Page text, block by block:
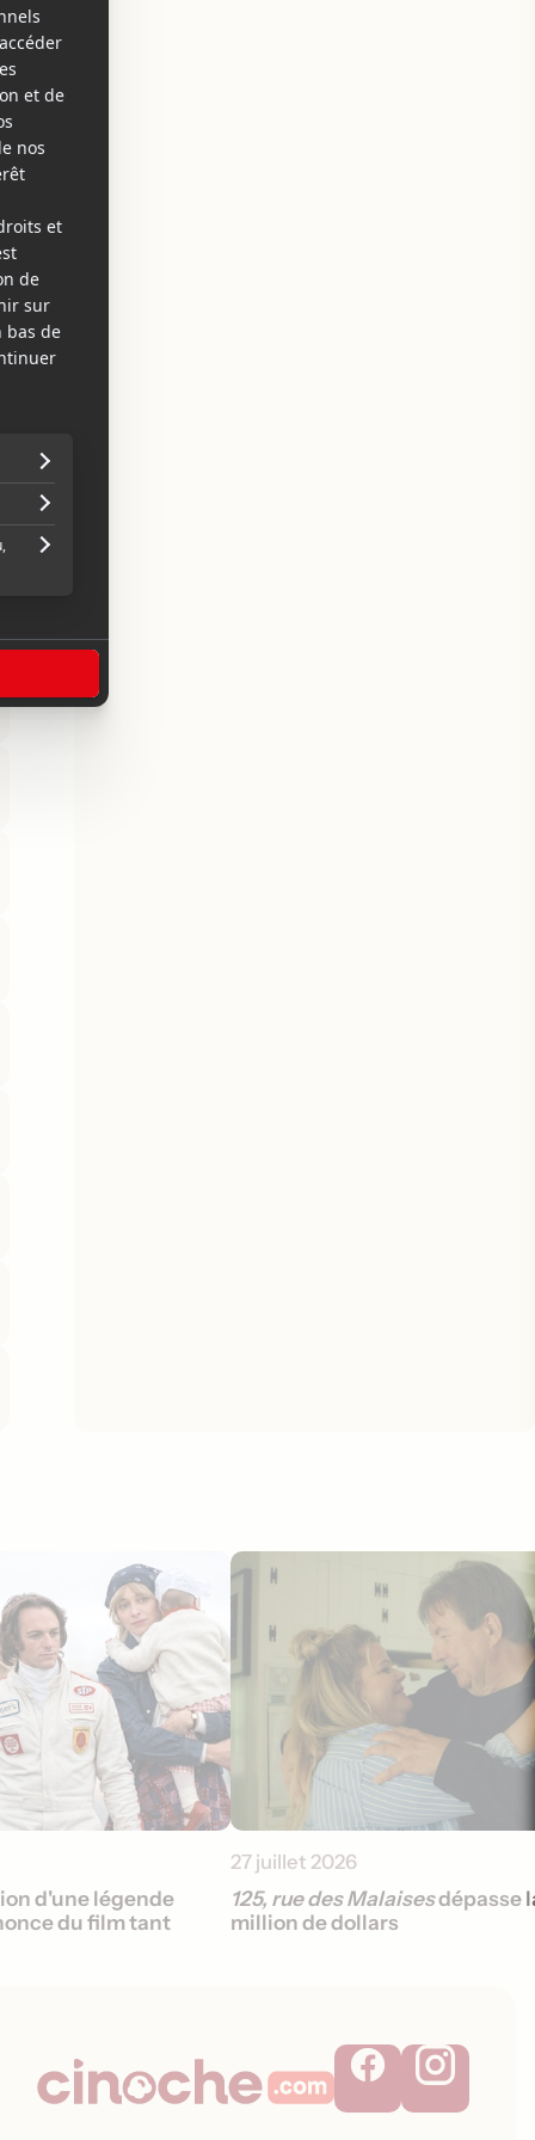
d'une légende
du film tant
27 juillet 2026
125, rue des Malaisesdépasse
million de dollars